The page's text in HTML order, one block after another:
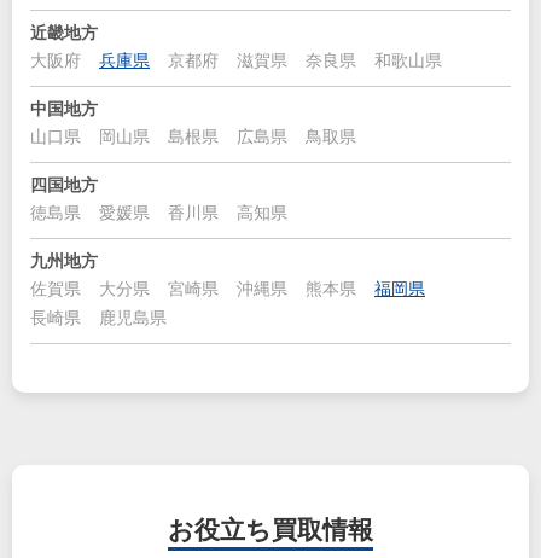
近畿地方
大阪府
兵庫県 京都府 滋賀県 奈良県 和歌山県
中国地方
山口県
岡山県 島根県 広島県 鳥取県
四国地方
徳島県
愛媛県 香川県 高知県
九州地方
佐賀県
大分県 宮崎県 沖縄県 熊本県
福岡県
長崎県
鹿児島県
お役立ち 買取情報